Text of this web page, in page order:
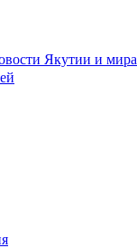
Якутии и мира